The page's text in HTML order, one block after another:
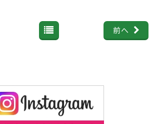
前へ